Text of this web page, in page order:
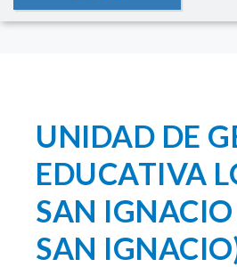
UNIDAD DE
EDUCATIVA
SAN
SAN